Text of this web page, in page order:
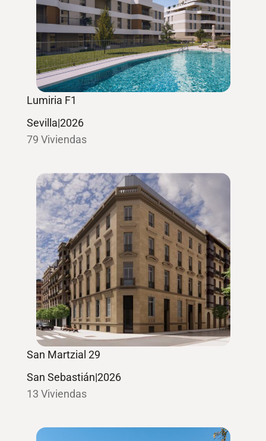
Lumiria F1
Sevilla|2026
79 Viviendas
San Martzial 29
San Sebastián|2026
13 Viviendas